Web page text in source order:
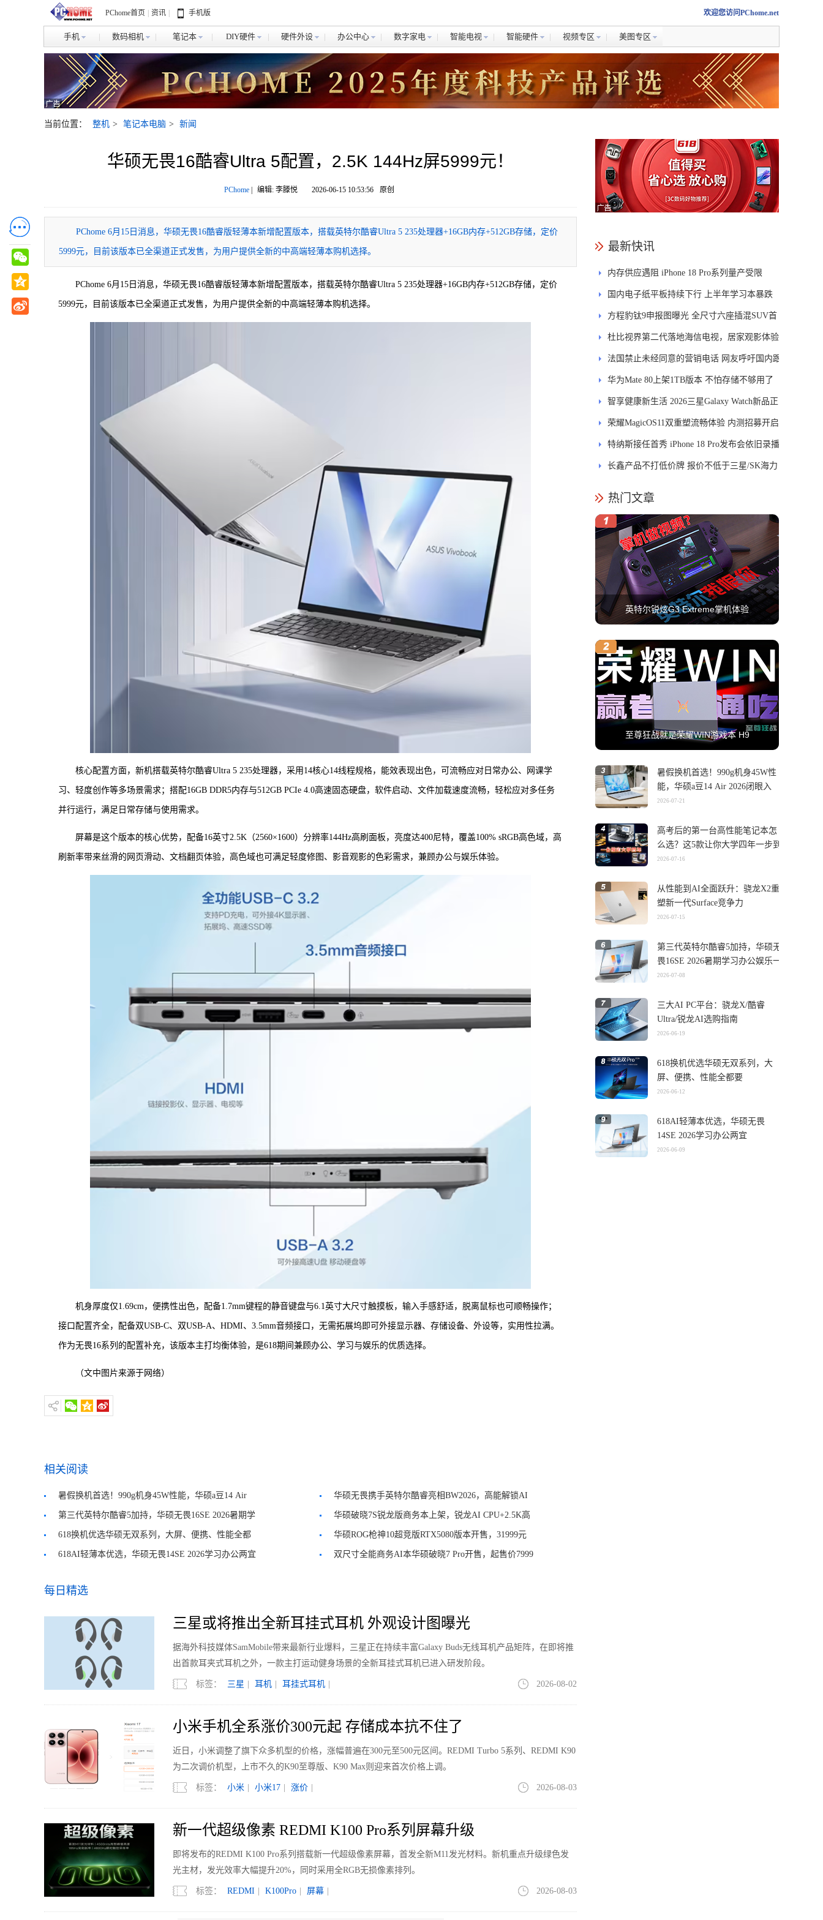
PChome首页 资讯 手机版 欢迎您访问PChome.net
手机 数码相机 笔记本 DIY硬件 硬件外设 办公中心 数字家电 智能电视 智能硬件 视频专区 美图专区
当前位置： 整机 > 笔记本电脑 > 新闻
华硕无畏16酷睿Ultra 5配置，2.5K 144Hz屏5999元！
PChome| 编辑: 李滕悦 2026-06-15 10:53:56 原创
​PChome 6月15日消息，华硕无畏16酷睿版轻薄本新增配置版本，搭载英特尔酷睿Ultra 5 235处理器+16GB内存+512GB存储，定价
5999元，目前该版本已全渠道正式发售，为用户提供全新的中高端轻薄本购机选择。
PChome 6月15日消息，华硕无畏16酷睿版轻薄本新增配置版本，搭载英特尔酷睿Ultra 5 235处理器+16GB内存+512GB存储，定价
5999元，目前该版本已全渠道正式发售，为用户提供全新的中高端轻薄本购机选择。
核心配置方面，新机搭载英特尔酷睿Ultra 5 235处理器，采用14核心14线程规格，能效表现出色，可流畅应对日常办公、网课学
习、轻度创作等多场景需求；搭配16GB DDR5内存与512GB PCIe 4.0高速固态硬盘，软件启动、文件加载速度流畅，轻松应对多任务
并行运行，满足日常存储与使用需求。
屏幕是这个版本的核心优势，配备16英寸2.5K（2560×1600）分辨率144Hz高刷面板，亮度达400尼特，覆盖100% sRGB高色域，高
刷新率带来丝滑的网页滑动、文档翻页体验，高色域也可满足轻度修图、影音观影的色彩需求，兼顾办公与娱乐体验。
机身厚度仅1.69cm，便携性出色，配备1.7mm键程的静音键盘与6.1英寸大尺寸触摸板，输入手感舒适，脱离鼠标也可顺畅操作；
接口配置齐全，配备双USB-C、双USB-A、HDMI、3.5mm音频接口，无需拓展坞即可外接显示器、存储设备、外设等，实用性拉满。
作为无畏16系列的配置补充，该版本主打均衡体验，是618期间兼顾办公、学习与娱乐的优质选择。
（文中图片来源于网络）
相关阅读
暑假换机首选！990g机身45W性能，华硕a豆14 Air
2026闭眼入
华硕无畏携手英特尔酷睿亮相BW2026，高能解锁AI
创作力
第三代英特尔酷睿5加持，华硕无畏16SE 2026暑期学
习办公娱乐一机搞定
华硕破晓7S锐龙版商务本上架，锐龙AI CPU+2.5K高
刷屏
618换机优选华硕无双系列，大屏、便携、性能全都
要
华硕ROG枪神10超竞版RTX5080版本开售，31999元
起售
618AI轻薄本优选，华硕无畏14SE 2026学习办公两宜 双尺寸全能商务AI本华硕破晓7 Pro开售，起售价7999
每日精选
三星或将推出全新耳挂式耳机 外观设计图曝光
据海外科技媒体SamMobile带来最新行业爆料，三星正在持续丰富Galaxy Buds无线耳机产品矩阵，在即将推
出首款耳夹式耳机之外，一款主打运动健身场景的全新耳挂式耳机已进入研发阶段。
标签： 三星 耳机 耳挂式耳机 2026-08-02
小米手机全系涨价300元起 存储成本抗不住了
近日，小米调整了旗下众多机型的价格，涨幅普遍在300元至500元区间。REDMI Turbo 5系列、REDMI K90
为二次调价机型，上市不久的K90至尊版、K90 Max则迎来首次价格上调。
标签： 小米 小米17 涨价 2026-08-03
新一代超级像素 REDMI K100 Pro系列屏幕升级
即将发布的REDMI K100 Pro系列搭载新一代超级像素屏幕，首发全新M11发光材料。新机重点升级绿色发
光主材，发光效率大幅提升20%，同时采用全RGB无损像素排列。
标签： REDMI K100Pro 屏幕 2026-08-03
最新快讯
内存供应遇阻 iPhone 18 Pro系列量产受限
国内电子纸平板持续下行 上半年学习本暴跌
84.6%
方程豹钛9申报图曝光 全尺寸六座插混SUV首
发DMS
杜比视界第二代落地海信电视，居家观影体验
能迎来哪些升级？
法国禁止未经同意的营销电话 网友呼吁国内跟
进
华为Mate 80上架1TB版本 不怕存储不够用了
智享健康新生活 2026三星Galaxy Watch新品正
式开售
荣耀MagicOS11双重塑流畅体验 内测招募开启
特纳斯接任首秀 iPhone 18 Pro发布会依旧录播
长鑫产品不打低价牌 报价不低于三星/SK海力
热门文章
英特尔锐炫G3 Extreme掌机体验
至尊狂战就是荣耀WIN游戏本 H9
暑假换机首选！990g机身45W性
能，华硕a豆14 Air 2026闭眼入
2026-07-21
高考后的第一台高性能笔记本怎
么选？这5款让你大学四年一步到
位
2026-07-16
从性能到AI全面跃升：骁龙X2重
塑新一代Surface竞争力
2026-07-15
第三代英特尔酷睿5加持，华硕无
畏16SE 2026暑期学习办公娱乐一
机搞定
2026-07-08
三大AI PC平台：骁龙X/酷睿
Ultra/锐龙AI选购指南
2026-06-19
618换机优选华硕无双系列，大
屏、便携、性能全都要
2026-06-12
618AI轻薄本优选，华硕无畏
14SE 2026学习办公两宜
2026-06-09